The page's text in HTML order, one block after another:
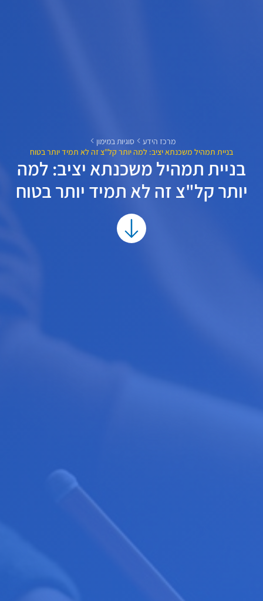
מרכז הידע
סוגיות במימון
בניית תמהיל משכנתא יציב: למה יותר קל"צ זה לא תמיד יותר בטוח
בניית תמהיל משכנתא יציב: למה
יותר קל"צ זה לא תמיד יותר בטוח